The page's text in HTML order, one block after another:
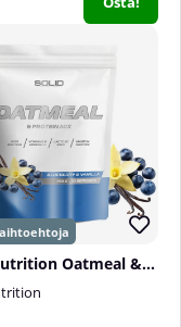
SOLID Nutrition Oatmeal & Protein Mix, 750 g